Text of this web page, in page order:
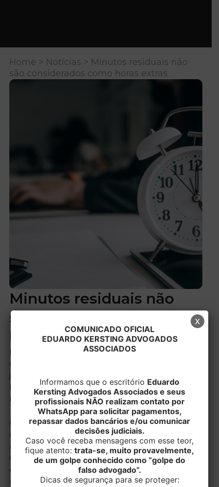
Home > Notícias > Minutos residuais não
são considerados como horas extras
Minutos residuais não
são considerados como
horas extras
Em reclamação trabalhista ex-empregado alega que
os períodos de até dez minutos antes e depois da
jornada não eram pagos pela empregadora como
horas extraordinárias, com a justificativa de que a
norma coletiva autorizava a sua desconsideração.
O Tribunal Regional do Trabalho da 4ª Região
considerou inválidas as cláusulas coletivas, sob
argumento que o parágrafo primeiro do artigo 58 da
CLT regula a matéria de forma específica,
estabelecendo que não são descontadas nem
computadas as variações que não ultrapassem cinco
COMUNICADO OFICIAL
EDUARDO KERSTING ADVOGADOS
ASSOCIADOS
Informamos que o escritório Eduardo
Kersting Advogados Associados e seus
profissionais NÃO realizam contato por
WhatsApp para solicitar pagamentos,
repassar dados bancários e/ou comunicar
decisões judiciais.
Caso você receba mensagens com esse teor,
fique atento: trata-se, muito provavelmente,
de um golpe conhecido como “golpe do
falso advogado”.
Dicas de segurança para se proteger:
x